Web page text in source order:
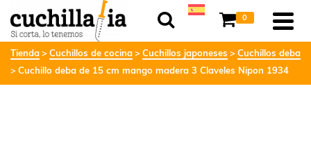
0
Tienda Cuchillos de cocina Cuchillos japoneses
Cuchillos deba
Cuchillo deba de 15 cm mango madera 3 Claveles Nipon 1934